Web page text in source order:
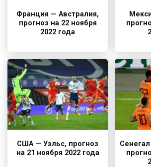
Франция — Австралия,
прогноз на 22 ноября
2022 года
США — Уэльс, прогноз
на 21 ноября 2022 года